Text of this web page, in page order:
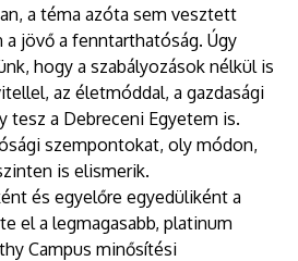
a téma azóta sem vesztett
jövő a fenntarthatóság. Úgy
hogy a szabályozások nélkül is
az életmóddal, a gazdasági
tesz a Debreceni Egyetem is.
szempontokat, oly módon,
is elismerik.
és egyelőre egyedüliként a
el a legmagasabb, platinum
Campus minősítési